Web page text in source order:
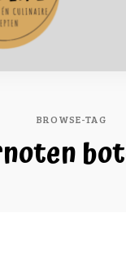
BROWSE-TAG